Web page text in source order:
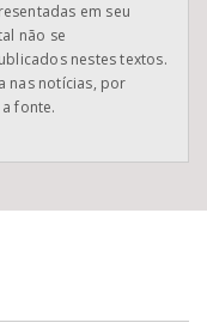
em seu
não se
nestes textos.
nas notícias, por
fonte.